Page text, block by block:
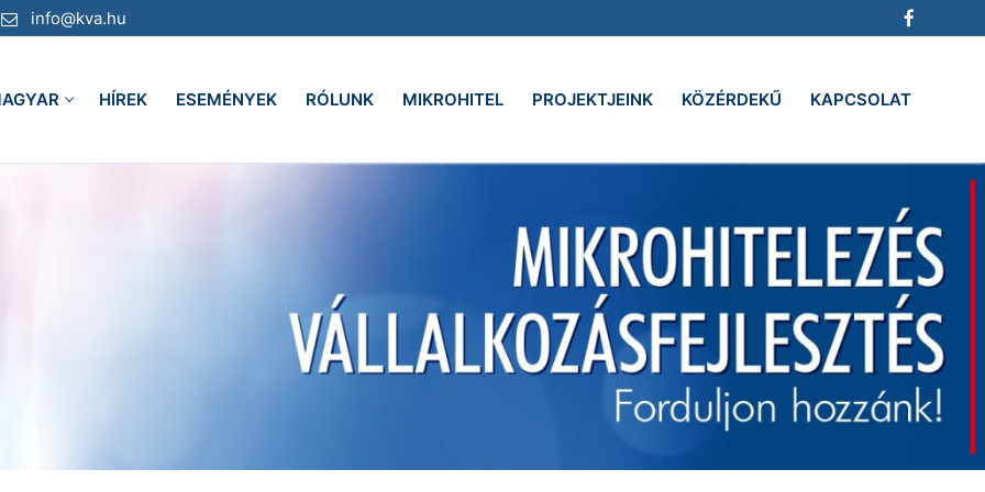
info@kva.hu
HÍREK ESEMÉNYEK RÓLUNK MIKROHITEL PROJEKTJEINK KÖZÉRDEKŰ KAPCSOLAT